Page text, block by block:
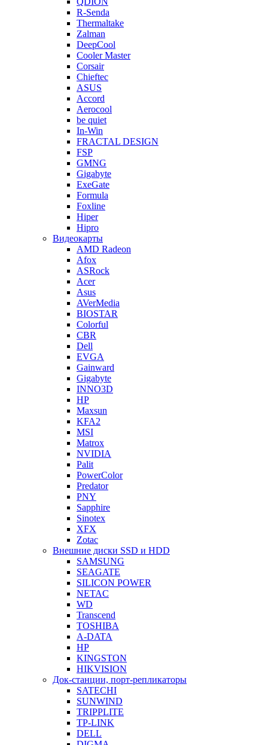
R-Senda
Thermaltake
Zalman
DeepCool
Cooler Master
Corsair
Chieftec
ASUS
Accord
Aerocool
be quiet
In-Win
FRACTAL DESIGN
FSP
GMNG
Gigabyte
ExeGate
Formula
Foxline
Hiper
Hipro
Видеокарты
AMD Radeon
Afox
ASRock
Acer
Asus
AVerMedia
BIOSTAR
Colorful
CBR
Dell
EVGA
Gainward
Gigabyte
INNO3D
HP
Maxsun
KFA2
MSI
Matrox
NVIDIA
Palit
PowerColor
Predator
PNY
Sapphire
Sinotex
XFX
Zotac
Внешние диски SSD и HDD
SAMSUNG
SEAGATE
SILICON POWER
NETAC
WD
Transcend
TOSHIBA
A-DATA
HP
KINGSTON
HIKVISION
Док-станции, порт-репликаторы
SATECHI
SUNWIND
TRIPPLITE
TP-LINK
DELL